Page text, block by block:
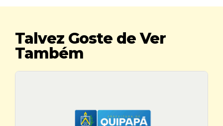
Talvez Goste de Ver
Também